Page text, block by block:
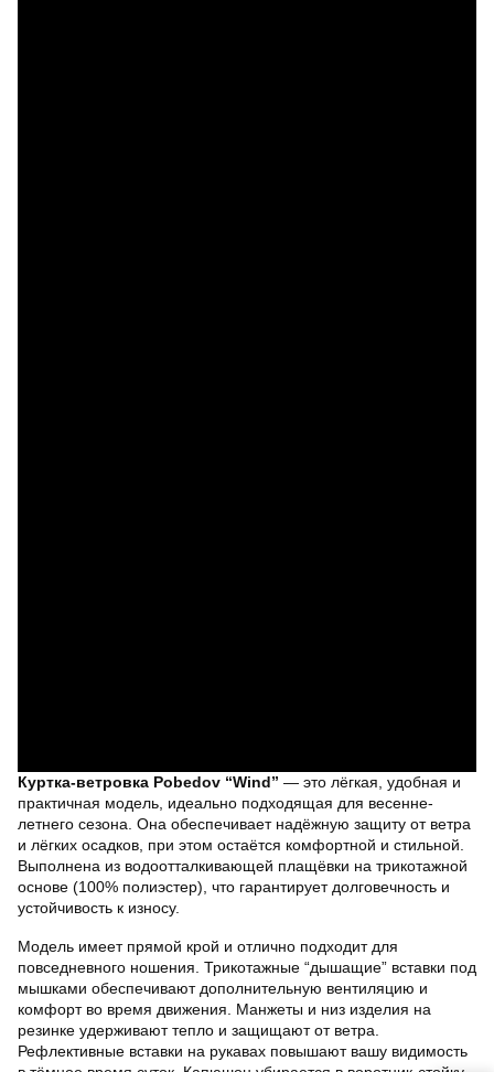
Куртка-ветровка Pobedov “Wind” — это лёгкая, удобная и
практичная модель, идеально подходящая для весенне-
летнего сезона. Она обеспечивает надёжную защиту от ветра
и лёгких осадков, при этом остаётся комфортной и стильной.
Выполнена из водоотталкивающей плащёвки на трикотажной
основе (100% полиэстер), что гарантирует долговечность и
устойчивость к износу.
Модель имеет прямой крой и отлично подходит для
повседневного ношения. Трикотажные “дышащие” вставки под
мышками обеспечивают дополнительную вентиляцию и
комфорт во время движения. Манжеты и низ изделия на
резинке удерживают тепло и защищают от ветра.
Рефлективные вставки на рукавах повышают вашу видимость